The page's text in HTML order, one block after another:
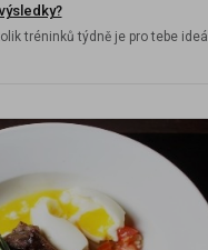
tréninků týdně je pro tebe